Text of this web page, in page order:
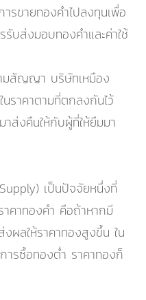
รขายทองคำไปลงทุนเพื่อ
บส่งมอบทองคำและค่าใช้
มสัญญา บริษัทเหมือง
ราคาตามที่ตกลงกันไว้
ส่งคืนให้กับผู้ที่ให้ยืมมา
เป็นปัจจัยหนึ่งที่
คาทองคำ คือถ้าหากมี
ผลให้ราคาทองสูงขึ้น ใน
ารซื้อทองต่ำ ราคาทองก็